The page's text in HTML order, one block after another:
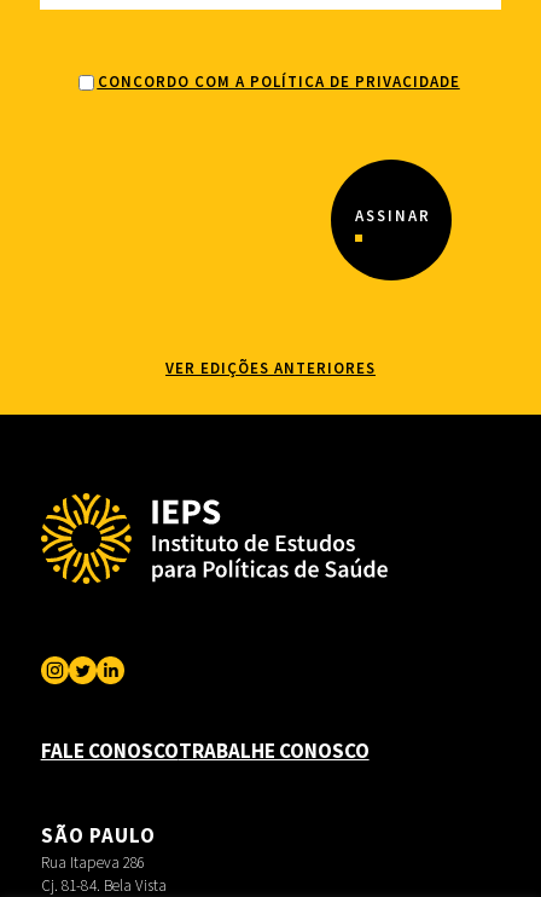
CONCORDO COM A POLÍTICA DE PRIVACIDADE
VER EDIÇÕES ANTERIORES
FALE CONOSCOTRABALHE CONOSCO
SÃO PAULO
Rua Itapeva 286
Cj. 81-84. Bela Vista